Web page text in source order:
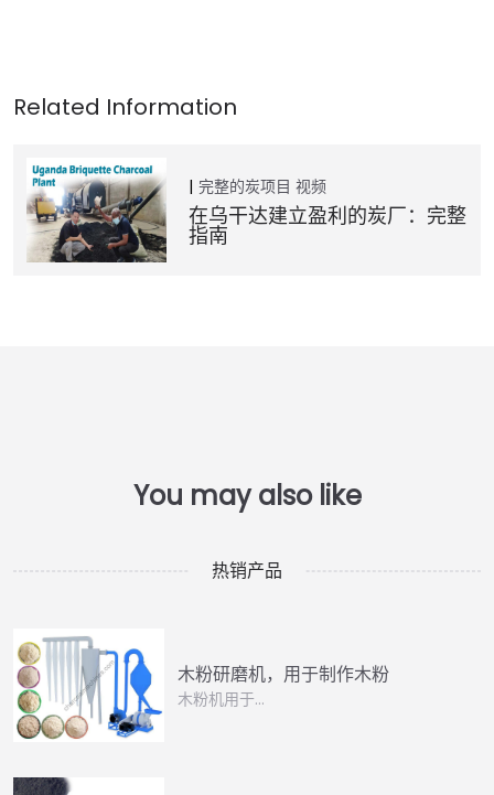
完整的炭项目 视频
在乌干达建立盈利的炭厂：完整
指南
热销产品
木粉研磨机，用于制作木粉
木粉机用于…